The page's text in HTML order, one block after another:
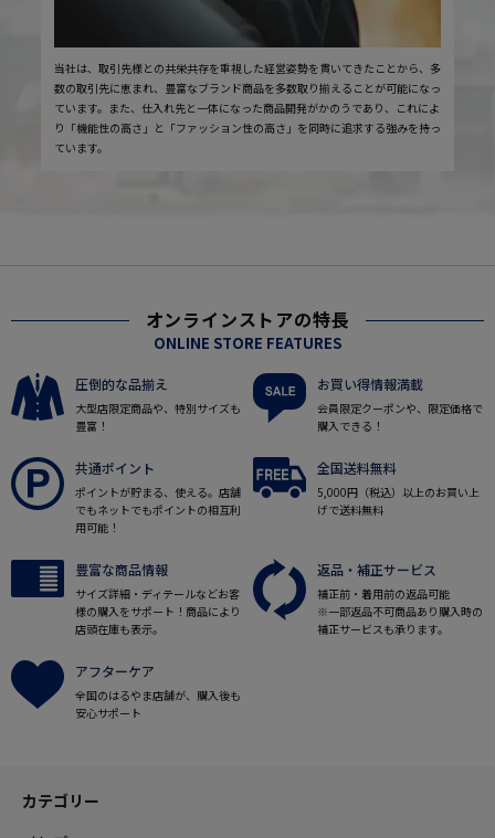
当社は、取引先様との共栄共存を重視した経営姿勢を貫いてきたことから、多
数の取引先に恵まれ、豊富なブランド商品を多数取り揃えることが可能になっ
ています。また、仕入れ先と一体になった商品開発がかのうであり、これによ
り「機能性の高さ」と「ファッション性の高さ」を同時に追求する強みを持っ
ています。
オンラインストアの特長
ONLINE STORE FEATURES
圧倒的な品揃え
大型店限定商品や、特別サイズも
豊富！
お買い得情報満載
会員限定クーポンや、限定価格で
購入できる！
共通ポイント
ポイントが貯まる、使える。店舗
でもネットでもポイントの相互利
用可能！
全国送料無料
5,000円（税込）以上のお買い上
げで送料無料
豊富な商品情報
サイズ詳細・ディテールなどお客
様の購入をサポート！商品により
店頭在庫も表示。
返品・補正サービス
補正前・着用前の返品可能
※一部返品不可商品あり購入時の
補正サービスも承ります。
アフターケア
全国のはるやま店舗が、購入後も
安心サポート
カテゴリー